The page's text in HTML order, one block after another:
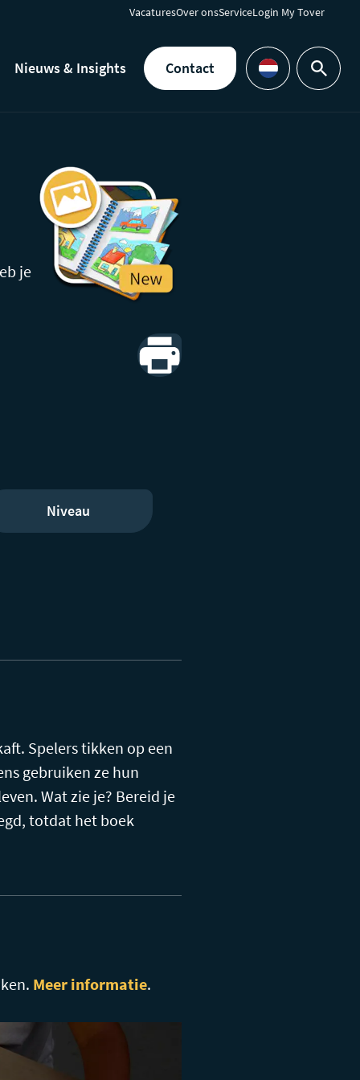
VacaturesOver onsServiceLogin My Tover
Nieuws & Insights
Contact
Languages
Zoeken
je
Print
Niveau
Spelers tikken op een
gebruiken ze hun
Wat zie je? Bereid je
totdat het boek
Meer informatie.